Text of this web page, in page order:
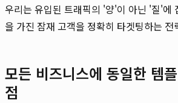
우리는 유입된 트래픽의 '양'이 아닌 '질'에
을 가진 잠재 고객을 정확히 타겟팅하는 전
모든 비즈니스에 동일한 템
점